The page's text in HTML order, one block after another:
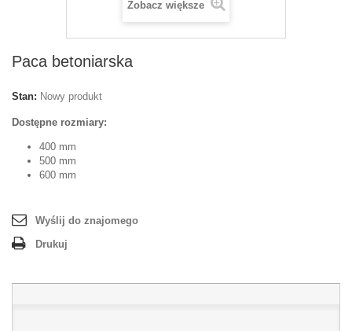
Zobacz większe
Paca betoniarska
Stan: Nowy produkt
Dostępne rozmiary:
400 mm
500 mm
600 mm
Wyślij do znajomego
Drukuj